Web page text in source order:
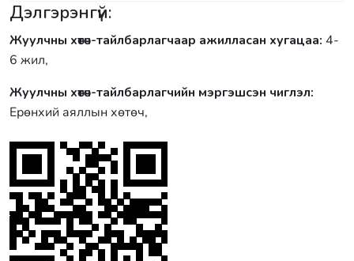
Дэлгэрэнгүй:
Жуулчны хөтөч-тайлбарлагчаар ажилласан хугацаа: 4-
6 жил,
Жуулчны хөтөч-тайлбарлагчийн мэргэшсэн чиглэл:
Ерөнхий аяллын хөтөч,